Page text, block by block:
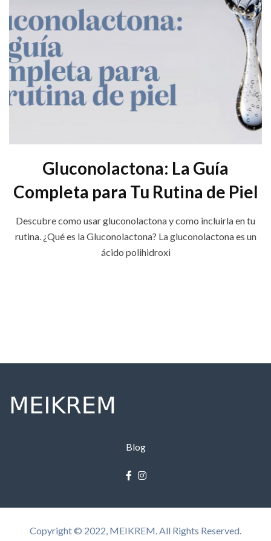
Gluconolactona: La Guía
Completa para Tu Rutina de Piel
Descubre como usar gluconolactona y como incluirla en tu
rutina. ¿Qué es la Gluconolactona? La gluconolactona es un
ácido polihidroxi
Blog
Copyright © 2022, MEIKREM. All Rights Reserved.